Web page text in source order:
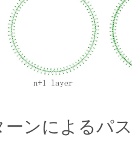
ーンによるパ